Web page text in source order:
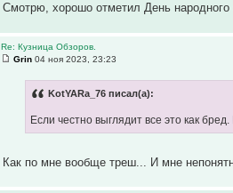
Смотрю, хорошо отметил День народного
Re: Кузница Обзоров.
Grin 04 ноя 2023, 23:23
KotYARa_76 писал(а):
Если честно выглядит все это как
Как по мне вообще треш... И мне